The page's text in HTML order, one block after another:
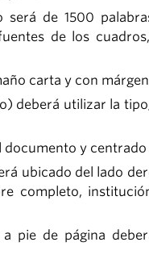
de 1500
de los
carta y con
deberá utilizar la
documento y centrado
ubicado del lado
completo,
pie de página